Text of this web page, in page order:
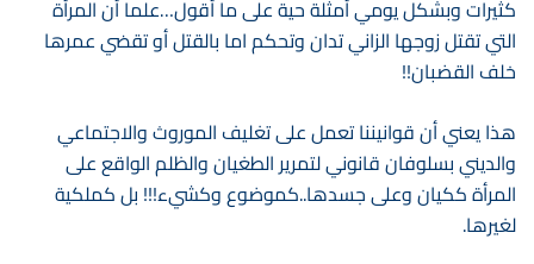
كثيرات وبشكل يومي أمثلة حية على ما أقول…علما أن المرأة
التي تقتل زوجها الزاني تدان وتحكم اما بالقتل أو تقضي عمرها
خلف القضبان!!
هذا يعني أن قوانيننا تعمل على تغليف الموروث والاجتماعي
والديني بسلوفان قانوني لتمرير الطغيان والظلم الواقع على
المرأة ككيان وعلى جسدها..كموضوع وكشيء!!! بل كملكية
لغيرها.